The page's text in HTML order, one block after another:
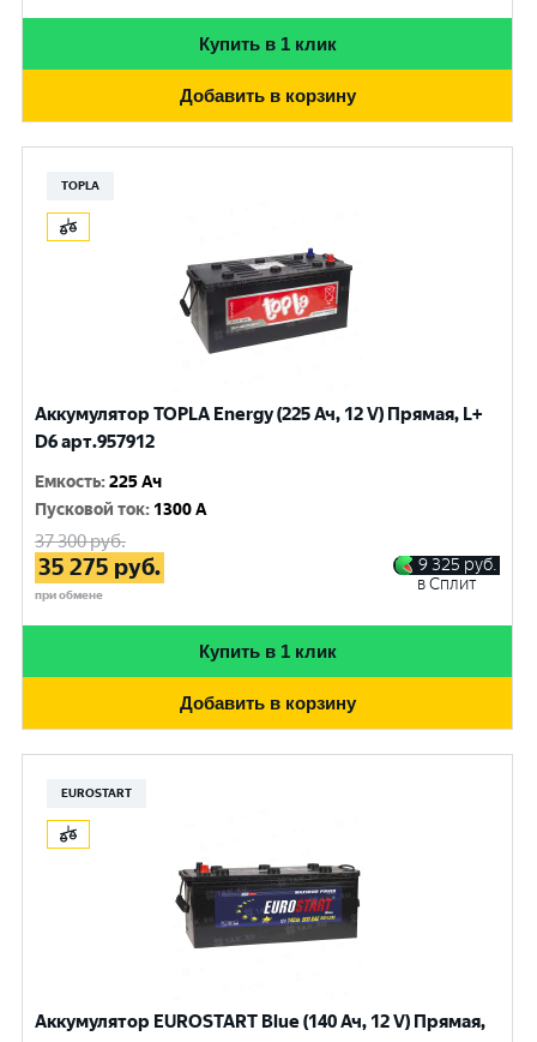
Купить в 1 клик
Добавить в корзину
TOPLA
Аккумулятор TOPLA Energy (225 Ач, 12 V) Прямая, L+
D6 арт.957912
Емкость:225 Ач
Пусковой ток: 1300 A
37 300руб.
35 275 руб.
при обмене
9 325 руб.
в Сплит
Купить в 1 клик
Добавить в корзину
EUROSTART
Аккумулятор EUROSTART Blue (140 Ач, 12 V) Прямая,